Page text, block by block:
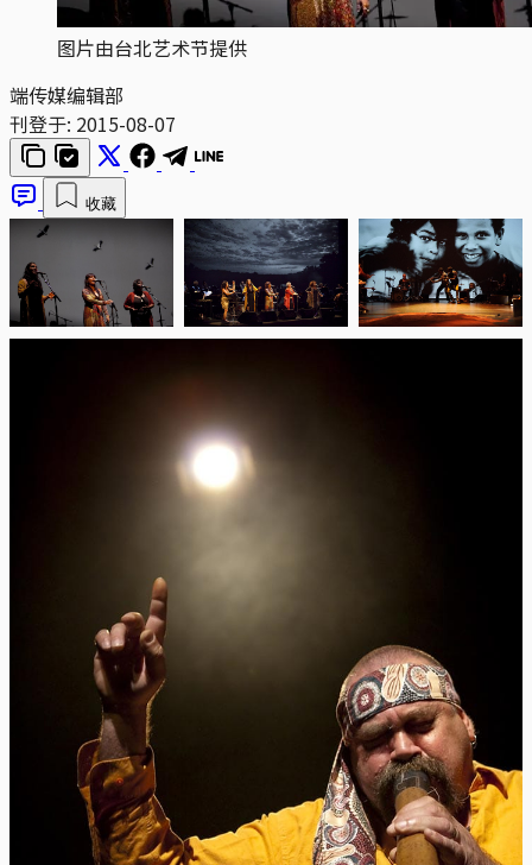
图片由台北艺术节提供
端传媒编辑部
刊登于: 2015-08-07
收藏